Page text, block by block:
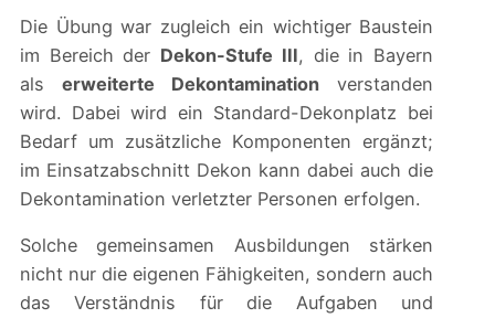
Die Übung war zugleich ein wichtiger Baustein
im Bereich der Dekon-Stufe III, die in Bayern
als erweiterte Dekontamination verstanden
wird. Dabei wird ein Standard-Dekonplatz bei
Bedarf um zusätzliche Komponenten ergänzt;
im Einsatzabschnitt Dekon kann dabei auch die
Dekontamination verletzter Personen erfolgen.
Solche gemeinsamen Ausbildungen stärken
nicht nur die eigenen Fähigkeiten, sondern auch
das Verständnis für die Aufgaben und